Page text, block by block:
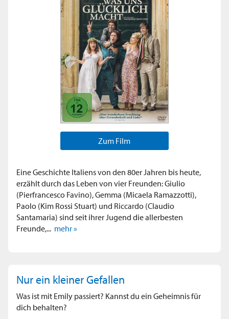
Zum Film
Eine Geschichte Italiens von den 80er Jahren bis heute,
erzählt durch das Leben von vier Freunden: Giulio
(Pierfrancesco Favino), Gemma (Micaela Ramazzotti),
Paolo (Kim Rossi Stuart) und Riccardo (Claudio
Santamaria) sind seit ihrer Jugend die allerbesten
Freunde,... mehr »
Nur ein kleiner Gefallen
Was ist mit Emily passiert? Kannst du ein Geheimnis für
dich behalten?